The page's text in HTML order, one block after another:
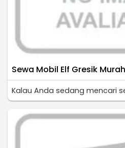
Sewa Mobil Elf Gresik Murah
Kalau Anda sedang mencari